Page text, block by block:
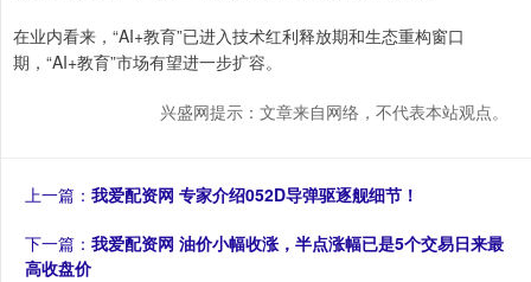
在业内看来，“AI+教育”已进入技术红利释放期和生态重构窗口
期，“AI+教育”市场有望进一步扩容。
兴盛网提示：文章来自网络，不代表本站观点。
上一篇： 我爱配资网 专家介绍052D导弹驱逐舰细节！
下一篇： 我爱配资网 油价小幅收涨，半点涨幅已是5个交易日来最
高收盘价